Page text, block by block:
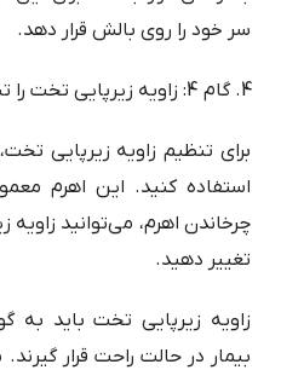
سر خود را روی بالش قرار دهد.
گام 4: زاویه زیرپایی تخت را تنظیم کنید.
برای تنظیم زاویه زیرپایی
استفاده کنید. این اهرم
چرخاندن اهرم، می‌توانید زاویه
تغییر دهید.
زاویه زیرپایی تخت باید به
بیمار در حالت راحت قرار گیرند.